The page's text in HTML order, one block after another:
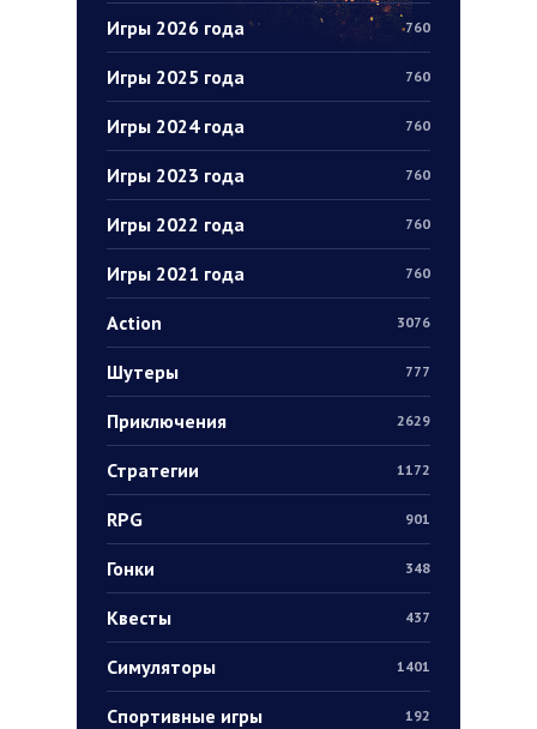
Игры 2026 года 760
Игры 2025 года 760
Игры 2024 года 760
Игры 2023 года 760
Игры 2022 года 760
Игры 2021 года 760
Action 3076
Шутеры 777
Приключения 2629
Стратегии 1172
RPG 901
Гонки 348
Квесты 437
Симуляторы 1401
Спортивные игры 192